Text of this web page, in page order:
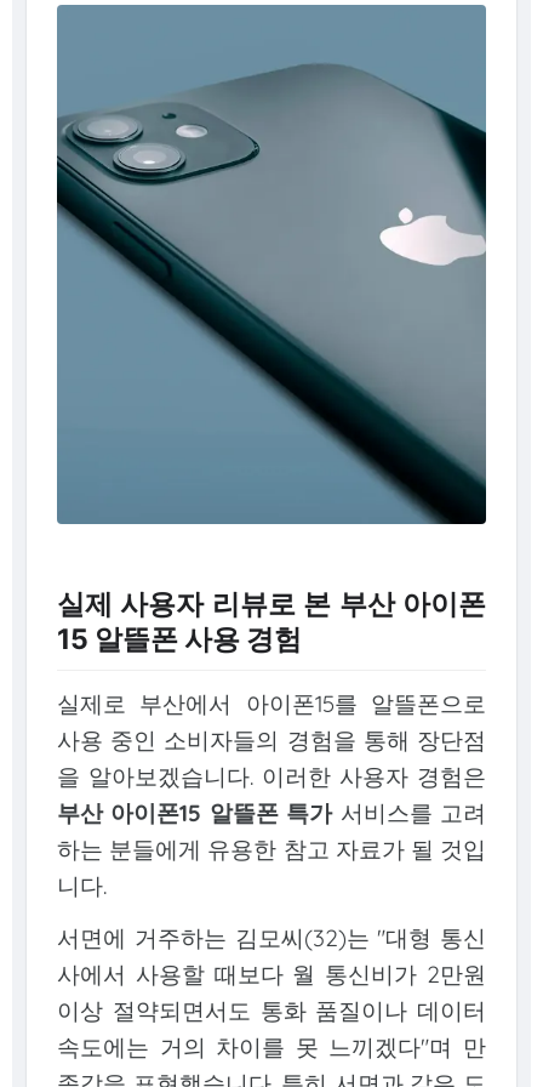
실제 사용자 리뷰로 본 부산 아이폰
15 알뜰폰 사용 경험
실제로 부산에서 아이폰15를 알뜰폰으로
사용 중인 소비자들의 경험을 통해 장단점
을 알아보겠습니다. 이러한 사용자 경험은
부산 아이폰15 알뜰폰 특가서비스를 고려
하는 분들에게 유용한 참고 자료가 될 것입
니다.
서면에 거주하는 김모씨(32)는 "대형 통신
사에서 사용할 때보다 월 통신비가 2만원
이상 절약되면서도 통화 품질이나 데이터
속도에는 거의 차이를 못 느끼겠다"며 만